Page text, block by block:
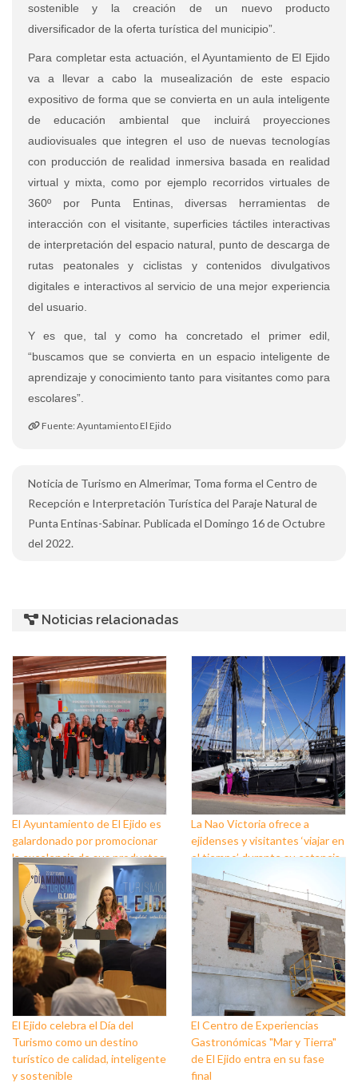
sostenible y la creación de un nuevo producto
diversificador de la oferta turística del municipio”.
Para completar esta actuación, el Ayuntamiento de El Ejido
va a llevar a cabo la musealización de este espacio
expositivo de forma que se convierta en un aula inteligente
de educación ambiental que incluirá proyecciones
audiovisuales que integren el uso de nuevas tecnologías
con producción de realidad inmersiva basada en realidad
virtual y mixta, como por ejemplo recorridos virtuales de
360º por Punta Entinas, diversas herramientas de
interacción con el visitante, superficies táctiles interactivas
de interpretación del espacio natural, punto de descarga de
rutas peatonales y ciclistas y contenidos divulgativos
digitales e interactivos al servicio de una mejor experiencia
del usuario.
Y es que, tal y como ha concretado el primer edil,
“buscamos que se convierta en un espacio inteligente de
aprendizaje y conocimiento tanto para visitantes como para
escolares”.
Fuente: Ayuntamiento El Ejido
Noticia de Turismo en Almerimar, Toma forma el Centro de
Recepción e Interpretación Turística del Paraje Natural de
Punta Entinas-Sabinar. Publicada el Domingo 16 de Octubre
del 2022.
Noticias relacionadas
El Ayuntamiento de El Ejido es
galardonado por promocionar
la excelencia de sus productos
agrícolas con la calidad
gourmet de su cocina
La Nao Victoria ofrece a
ejidenses y visitantes ‘viajar en
el tiempo’ durante su estancia
en Almerimar
El Ejido celebra el Día del
Turismo como un destino
turístico de calidad, inteligente
y sostenible
El Centro de Experiencias
Gastronómicas "Mar y Tierra"
de El Ejido entra en su fase
final